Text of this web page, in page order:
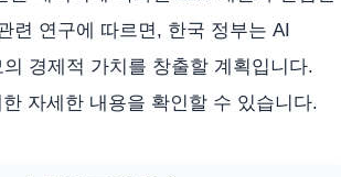
련 연구에 따르면, 한국 정부는 AI
경제적 가치를 창출할 계획입니다.
자세한 내용을 확인할 수 있습니다.